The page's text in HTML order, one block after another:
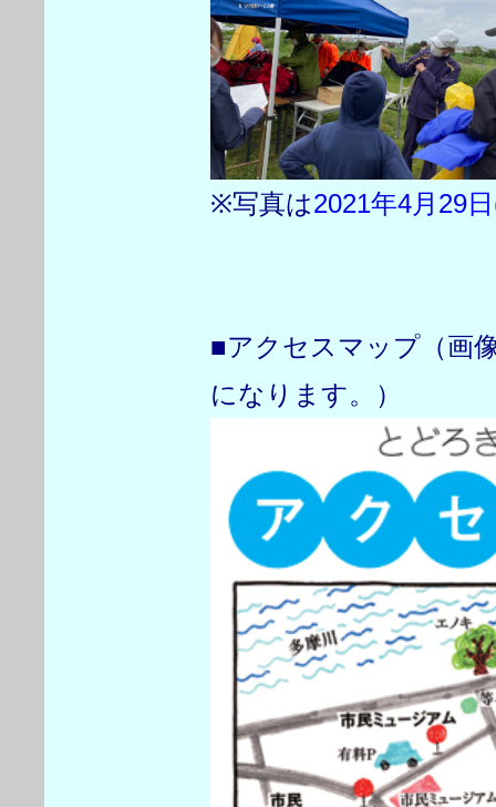
※写真は2021年4月29
■アクセスマップ（画
になります。）